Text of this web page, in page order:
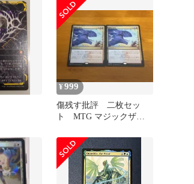
¥999
傷残す批評 二枚セッ
ト MTG マジックザギ